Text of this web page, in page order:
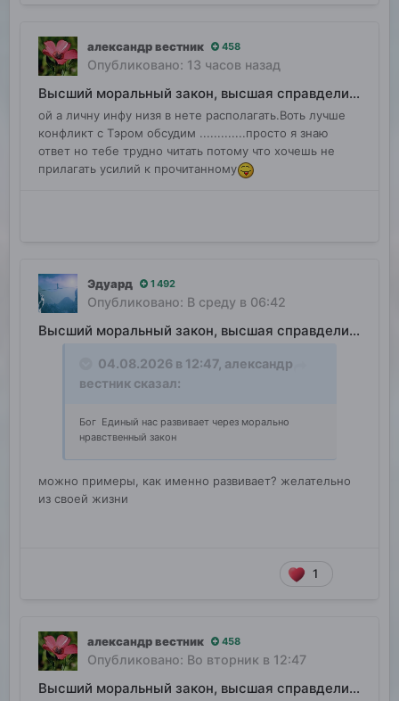
александр вестник 458
Опубликовано: 13 часов назад
Высший моральный закон, высшая справделивость
ой а личну инфу низя в нете располагать.Воть лучше
конфликт с Тэром обсудим .............просто я знаю
ответ но тебе трудно читать потому что хочешь не
прилагать усилий к прочитанному
Эдуард 1 492
Опубликовано: В среду в 06:42
Высший моральный закон, высшая справделивость
04.08.2026 в 12:47, александр
вестник сказал:
Бог Единый нас развивает через морально
нравственный закон
можно примеры, как именно развивает? желательно
из своей жизни
1
александр вестник 458
Опубликовано: Во вторник в 12:47
Высший моральный закон, высшая справделивость